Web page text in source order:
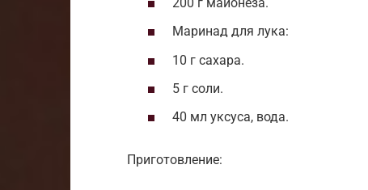
Маринад для лука:
10 г сахара.
5 г соли.
40 мл уксуса, вода.
Приготовление: